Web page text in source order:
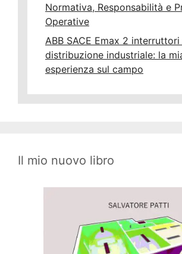
Normativa, Responsabilità e
Operative
ABB SACE Emax 2
distribuzione industriale: la
esperienza sul campo
Il mio nuovo libro